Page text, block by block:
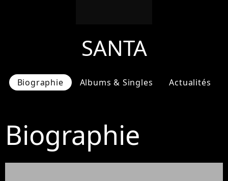
SANTA
Biographie Albums & Singles Actualités
Biographie